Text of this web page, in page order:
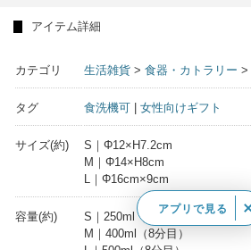
アイテム詳細
カテゴリ 生活雑貨 > 食器・カトラリー >
タグ 食洗機可 女性向けギフト
サイズ(約)
S｜Φ12×H7.2cm
M｜Φ14×H8cm
L｜Φ16cm×9cm
容量(約)
S｜250ml（8分目）
M｜400ml（8分目）
アプリで見る